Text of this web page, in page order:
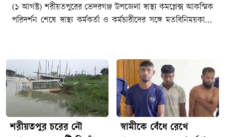
(১ আগস্ট) শরীয়তপুরের ভেদরগঞ্জ উপজেলা স্বাস্থ্য কমপ্লেক্স আকস্মিক
পরিদর্শন শেষে স্বাস্থ্য কর্মকর্তা ও কর্মচারীদের সঙ্গে মতবিনিময়কালে
সেন্টার অ্যান্ড ক্লিনিক’ এবং ‘ভেদরগঞ্জ পপুলার ডায়াগনস্টিক অ্যান্ড
হসপিটাল’ সিলগালা করার নির্দেশ দেন মন্ত্রী।পাশাপাশি সরকারি
কর্মঘণ্টায় বেসরকারি ক্লিনিকে সেবা দেওয়ার অভিযোগে দুই
চিকিৎসক- ডা. রাসেল ও ডা. শারমিন জাহানের বিরুদ্ধে কারণ
দর্শানোর (শোকজ) নির্দেশ দেওয়া হয়।স্বাস্থ্যমন্ত্রী বলেন, ‘এই সরকার
ব্যর্থ হলে বাংলাদেশে কেউ আর বাস করতে পারবে না। এরচেয়ে
শরীয়তপুর চরের নৌ
স্বামীকে বেঁধে রেখে